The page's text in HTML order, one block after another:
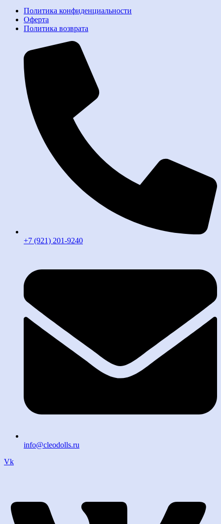
Политика конфиденциальности
Оферта
Политика возврата
+7 (921) 201-9240
info@cleodolls.ru
Vk